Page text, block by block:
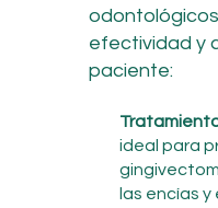
efectividad y
paciente:
ideal para
las encías